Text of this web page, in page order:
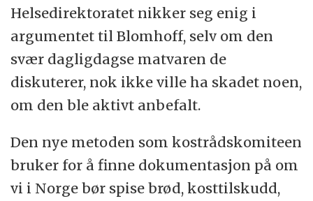
Helsedirektoratet nikker seg enig i
argumentet til Blomhoff, selv om den
svær dagligdagse matvaren de
diskuterer, nok ikke ville ha skadet noen,
om den ble aktivt anbefalt.
Den nye metoden som kostrådskomiteen
bruker for å finne dokumentasjon på om
vi i Norge bør spise brød, kosttilskudd,